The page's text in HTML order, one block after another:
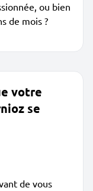
ou bien
de mois ?
votre
se
de vous